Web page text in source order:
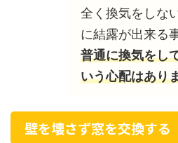
全く換気をしな
に結露が出来る
普通に換気をし
いう心配はあり
壁を壊さず窓を交換する